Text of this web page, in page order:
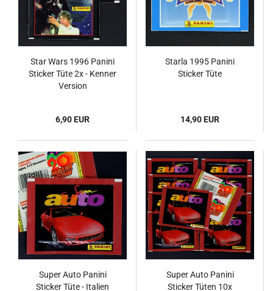
Star Wars 1996 Panini
Sticker Tüte 2x - Kenner
Version
6,90 EUR
Starla 1995 Panini
Sticker Tüte
14,90 EUR
Super Auto Panini
Sticker Tüte - Italien
Super Auto Panini
Sticker Tüten 10x